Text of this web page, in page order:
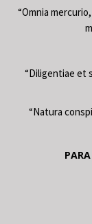
“Omnia
“Diligentiae et
“Natura